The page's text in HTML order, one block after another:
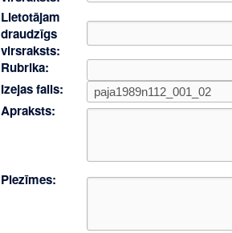
Lietotājam
draudzīgs
virsraksts:
Rubrika:
Izejas fails:
Apraksts:
Piezīmes: